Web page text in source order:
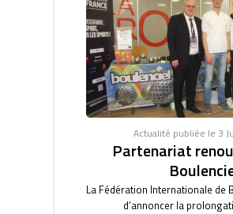
Actualité publiée le 3
Partenariat
La Fédération Internationale de
d’annoncer la